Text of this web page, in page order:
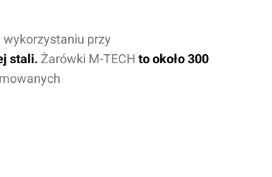
przy
stali. Żarówki M-TECH to około 300